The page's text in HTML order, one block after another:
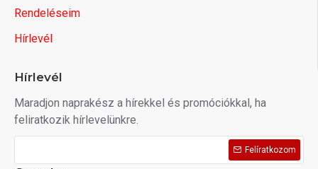
Rendeléseim
Hírlevél
Hírlevél
Maradjon naprakész a hírekkel és promóciókkal, ha
feliratkozik hírlevelünkre.
Felíratkozom